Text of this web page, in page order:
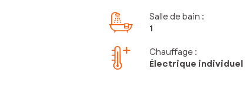
Salle de bain :
1
Chauffage :
Électrique individuel